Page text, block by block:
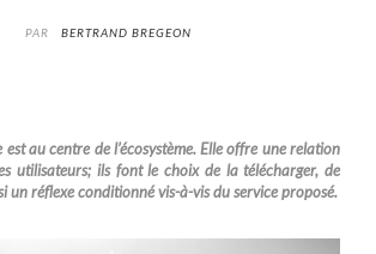
PAR BERTRAND BREGEON
est au centre de l’écosystème. Elle offre une relation
utilisateurs; ils font le choix de la télécharger, de
un réflexe conditionné vis-à-vis du service proposé.